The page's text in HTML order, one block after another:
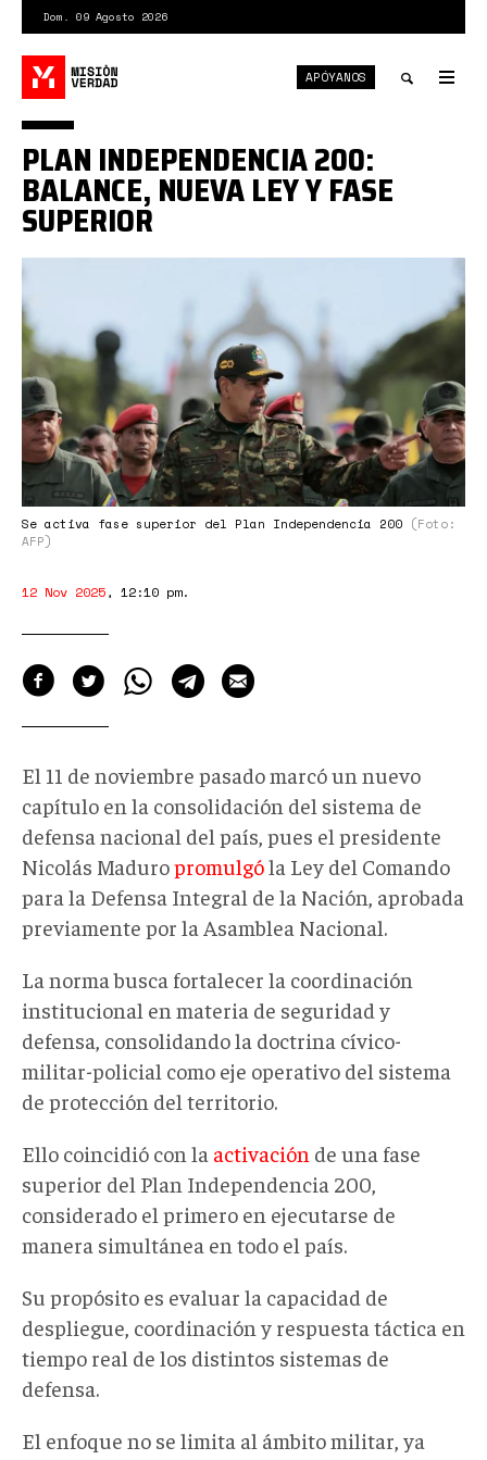
contenido
principal
Dom. 09 Agosto 2026
APÓYANOS
Se
activa
fase
superior
del
Plan
Independencia
200
Se activa fase superior del Plan Independencia 200 (Foto:
AFP)
PLAN INDEPENDENCIA 200:
BALANCE, NUEVA LEY Y FASE
SUPERIOR
12 Nov 2025, 12:10 pm.
El 11 de noviembre pasado marcó un nuevo
capítulo en la consolidación del sistema de
defensa nacional del país, pues el presidente
Nicolás Maduropromulgóla Ley del Comando
para la Defensa Integral de la Nación, aprobada
previamente por la Asamblea Nacional.
La norma busca fortalecer la coordinación
institucional en materia de seguridad y
defensa, consolidando la doctrina cívico-
militar-policial como eje operativo del sistema
de protección del territorio.
Ello coincidió con la activación de una fase
superior del Plan Independencia 200,
considerado el primero en ejecutarse de
manera simultánea en todo el país.
Su propósito es evaluar la capacidad de
despliegue, coordinación y respuesta táctica en
tiempo real de los distintos sistemas de
defensa.
El enfoque no se limita al ámbito militar , ya